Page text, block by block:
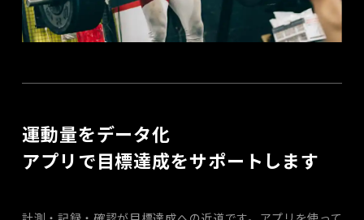
運動量をデータ化
アプリで目標達成をサポートします